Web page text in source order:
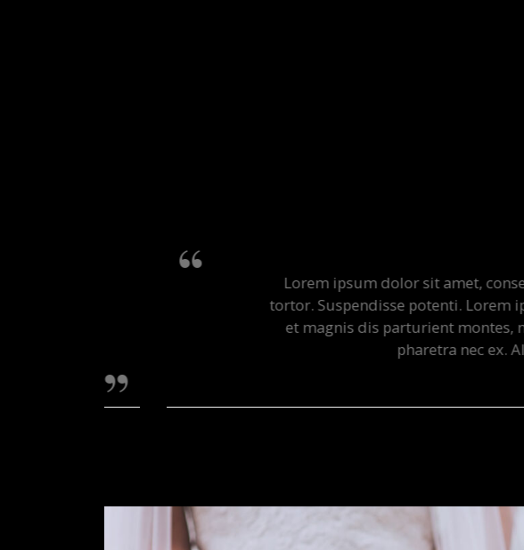
Lorem ipsum dolor sit amet,
tortor. Suspendisse potenti. Lorem
et magnis dis parturient montes,
pharetra nec ex.